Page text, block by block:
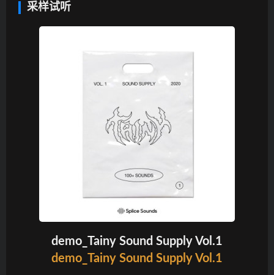
采样试听
demo_Tainy Sound Supply Vol.1
demo_Tainy Sound Supply Vol.1